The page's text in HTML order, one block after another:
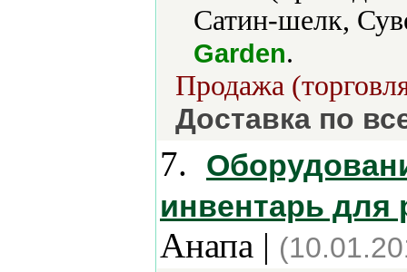
Сатин-шелк,
Garden.
Продажа
Доставка по
7.
инвентарь для
Анапа |